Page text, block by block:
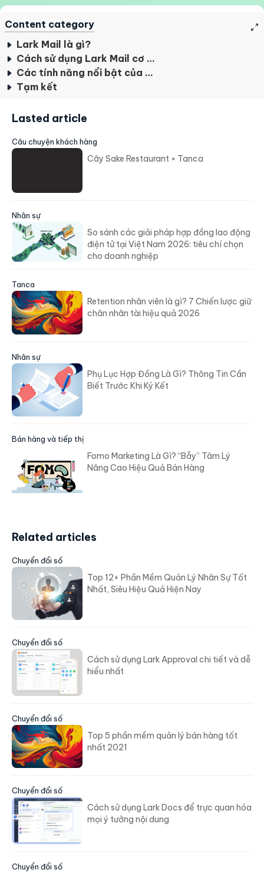
Content category
Lark Mail là gì?
Cách sử dụng Lark Mail cơ bản
Các tính năng nổi bật của Lark Mail
Tạm kết
Lasted article
Câu chuyện khách hàng
Cây Sake Restaurant × Tanca
Nhân sự
So sánh các giải pháp hợp đồng lao động
điện tử tại Việt Nam 2026: tiêu chí chọn
cho doanh nghiệp
Tanca
Retention nhân viên là gì? 7 Chiến lược giữ
chân nhân tài hiệu quả 2026
Nhân sự
Phụ Lục Hợp Đồng Là Gì? Thông Tin Cần
Biết Trước Khi Ký Kết
Bán hàng và tiếp thị
Fomo Marketing Là Gì? “Bẫy” Tâm Lý
Nâng Cao Hiệu Quả Bán Hàng
Related articles
Chuyển đổi số
Top 12+ Phần Mềm Quản Lý Nhân Sự Tốt
Nhất, Siêu Hiệu Quả Hiện Nay
Chuyển đổi số
Cách sử dụng Lark Approval chi tiết và dễ
hiểu nhất
Chuyển đổi số
Top 5 phần mềm quản lý bán hàng tốt
nhất 2021
Chuyển đổi số
Cách sử dụng Lark Docs để trực quan hóa
mọi ý tưởng nội dung
Chuyển đổi số